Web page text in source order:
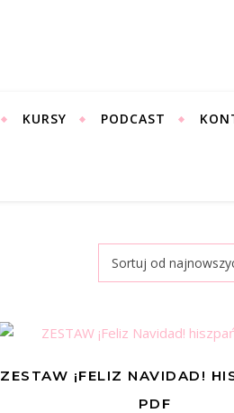
KURSY PODCAST
ZESTAW ¡FELIZ NAVIDAD!
PDF